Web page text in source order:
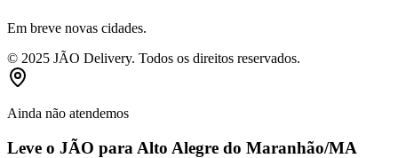
Em breve novas cidades.
© 2025 JÃO Delivery. Todos os direitos reservados.
Ainda não atendemos
Leve o JÃO para Alto Alegre do Maranhão/MA